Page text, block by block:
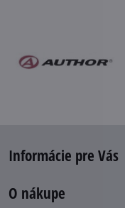
Informácie pre Vás
O nákupe